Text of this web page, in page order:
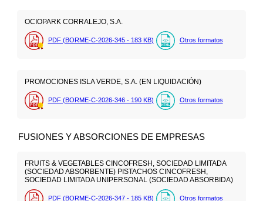
OCIOPARK CORRALEJO, S.A.
PDF (BORME-C-2026-345 - 183 KB) Otros formatos
PROMOCIONES ISLA VERDE, S.A. (EN LIQUIDACIÓN)
PDF (BORME-C-2026-346 - 190 KB) Otros formatos
FUSIONES Y ABSORCIONES DE EMPRESAS
FRUITS & VEGETABLES CINCOFRESH, SOCIEDAD LIMITADA
(SOCIEDAD ABSORBENTE) PISTACHOS CINCOFRESH,
SOCIEDAD LIMITADA UNIPERSONAL (SOCIEDAD ABSORBIDA)
PDF (BORME-C-2026-347 - 185 KB) Otros formatos